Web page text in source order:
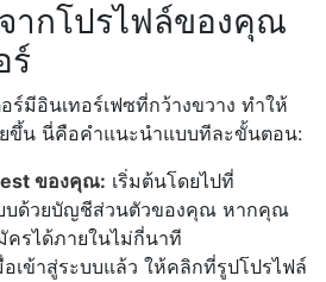
ากโปรไฟล์ของคุณ
ร์
ร์มีอินเทอร์เฟซที่กว้างขวาง ทำให้
ยขึ้น นี่คือคำแนะนำแบบทีละขั้นตอน:
ของคุณ: เริ่มต้นโดยไปที่
บบด้วยบัญชีส่วนตัวของคุณ หากคุณ
รได้ภายในไม่กี่นาที
อเข้าสู่ระบบแล้ว ให้คลิกที่รูปโปรไฟล์